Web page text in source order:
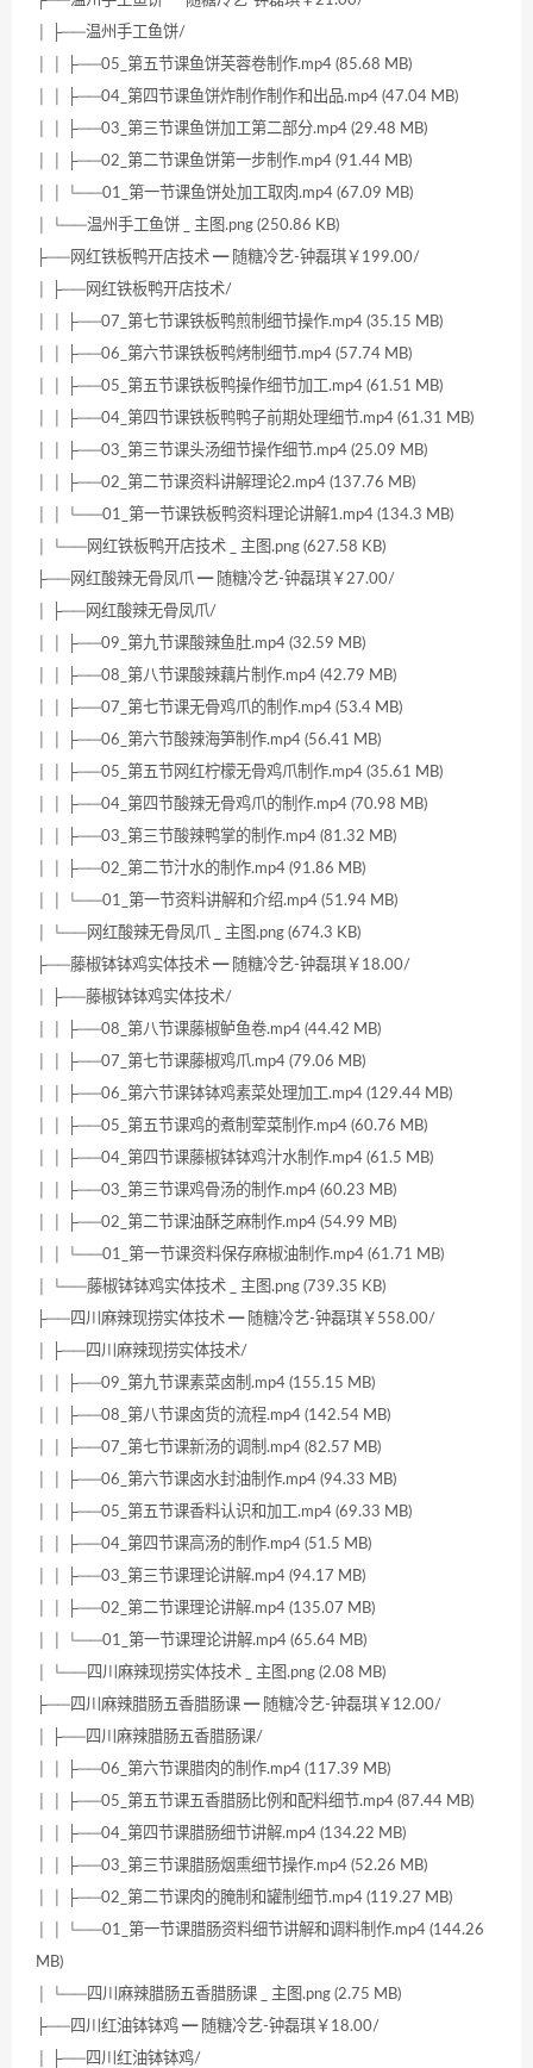
│ ├──温州手工鱼饼/
│ │ ├──05_第五节课鱼饼芙蓉卷制作.mp4 (85.68 MB)
│ │ ├──04_第四节课鱼饼炸制作制作和出品.mp4 (47.04 MB)
│ │ ├──03_第三节课鱼饼加工第二部分.mp4 (29.48 MB)
│ │ ├──02_第二节课鱼饼第一步制作.mp4 (91.44 MB)
│ │ └──01_第一节课鱼饼处加工取肉.mp4 (67.09 MB)
│ └──温州手工鱼饼 _ 主图.png (250.86 KB)
├──网红铁板鸭开店技术 ━ 随糖冷艺-钟磊琪￥199.00/
│ ├──网红铁板鸭开店技术/
│ │ ├──07_第七节课铁板鸭煎制细节操作.mp4 (35.15 MB)
│ │ ├──06_第六节课铁板鸭烤制细节.mp4 (57.74 MB)
│ │ ├──05_第五节课铁板鸭操作细节加工.mp4 (61.51 MB)
│ │ ├──04_第四节课铁板鸭鸭子前期处理细节.mp4 (61.31 MB)
│ │ ├──03_第三节课头汤细节操作细节.mp4 (25.09 MB)
│ │ ├──02_第二节课资料讲解理论2.mp4 (137.76 MB)
│ │ └──01_第一节课铁板鸭资料理论讲解1.mp4 (134.3 MB)
│ └──网红铁板鸭开店技术 _ 主图.png (627.58 KB)
├──网红酸辣无骨凤爪 ━ 随糖冷艺-钟磊琪￥27.00/
│ ├──网红酸辣无骨凤爪/
│ │ ├──09_第九节课酸辣鱼肚.mp4 (32.59 MB)
│ │ ├──08_第八节课酸辣藕片制作.mp4 (42.79 MB)
│ │ ├──07_第七节课无骨鸡爪的制作.mp4 (53.4 MB)
│ │ ├──06_第六节酸辣海笋制作.mp4 (56.41 MB)
│ │ ├──05_第五节网红柠檬无骨鸡爪制作.mp4 (35.61 MB)
│ │ ├──04_第四节酸辣无骨鸡爪的制作.mp4 (70.98 MB)
│ │ ├──03_第三节酸辣鸭掌的制作.mp4 (81.32 MB)
│ │ ├──02_第二节汁水的制作.mp4 (91.86 MB)
│ │ └──01_第一节资料讲解和介绍.mp4 (51.94 MB)
│ └──网红酸辣无骨凤爪 _ 主图.png (674.3 KB)
├──藤椒钵钵鸡实体技术 ━ 随糖冷艺-钟磊琪￥18.00/
│ ├──藤椒钵钵鸡实体技术/
│ │ ├──08_第八节课藤椒鲈鱼卷.mp4 (44.42 MB)
│ │ ├──07_第七节课藤椒鸡爪.mp4 (79.06 MB)
│ │ ├──06_第六节课钵钵鸡素菜处理加工.mp4 (129.44 MB)
│ │ ├──05_第五节课鸡的煮制荤菜制作.mp4 (60.76 MB)
│ │ ├──04_第四节课藤椒钵钵鸡汁水制作.mp4 (61.5 MB)
│ │ ├──03_第三节课鸡骨汤的制作.mp4 (60.23 MB)
│ │ ├──02_第二节课油酥芝麻制作.mp4 (54.99 MB)
│ │ └──01_第一节课资料保存麻椒油制作.mp4 (61.71 MB)
│ └──藤椒钵钵鸡实体技术 _ 主图.png (739.35 KB)
├──四川麻辣现捞实体技术 ━ 随糖冷艺-钟磊琪￥558.00/
│ ├──四川麻辣现捞实体技术/
│ │ ├──09_第九节课素菜卤制.mp4 (155.15 MB)
│ │ ├──08_第八节课卤货的流程.mp4 (142.54 MB)
│ │ ├──07_第七节课新汤的调制.mp4 (82.57 MB)
│ │ ├──06_第六节课卤水封油制作.mp4 (94.33 MB)
│ │ ├──05_第五节课香料认识和加工.mp4 (69.33 MB)
│ │ ├──04_第四节课高汤的制作.mp4 (51.5 MB)
│ │ ├──03_第三节课理论讲解.mp4 (94.17 MB)
│ │ ├──02_第二节课理论讲解.mp4 (135.07 MB)
│ │ └──01_第一节课理论讲解.mp4 (65.64 MB)
│ └──四川麻辣现捞实体技术 _ 主图.png (2.08 MB)
├──四川麻辣腊肠五香腊肠课 ━ 随糖冷艺-钟磊琪￥12.00/
│ ├──四川麻辣腊肠五香腊肠课/
│ │ ├──06_第六节课腊肉的制作.mp4 (117.39 MB)
│ │ ├──05_第五节课五香腊肠比例和配料细节.mp4 (87.44 MB)
│ │ ├──04_第四节课腊肠细节讲解.mp4 (134.22 MB)
│ │ ├──03_第三节课腊肠烟熏细节操作.mp4 (52.26 MB)
│ │ ├──02_第二节课肉的腌制和罐制细节.mp4 (119.27 MB)
│ │ └──01_第一节课腊肠资料细节讲解和调料制作.mp4 (144.26
MB)
│ └──四川麻辣腊肠五香腊肠课 _ 主图.png (2.75 MB)
├──四川红油钵钵鸡 ━ 随糖冷艺-钟磊琪￥18.00/
│ ├──四川红油钵钵鸡/